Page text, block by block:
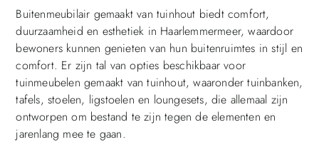
Buitenmeubilair gemaakt van tuinhout biedt comfort,
duurzaamheid en esthetiek in Haarlemmermeer, waardoor
bewoners kunnen genieten van hun buitenruimtes in stijl en
comfort. Er zijn tal van opties beschikbaar voor
tuinmeubelen gemaakt van tuinhout, waaronder tuinbanken,
tafels, stoelen, ligstoelen en loungesets, die allemaal zijn
ontworpen om bestand te zijn tegen de elementen en
jarenlang mee te gaan.